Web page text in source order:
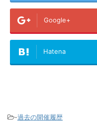
Google+
Hatena
-過去の開催履歴